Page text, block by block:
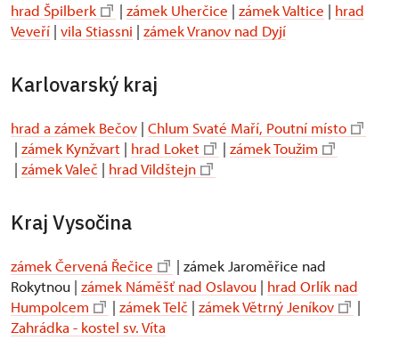
hrad Špilberk | zámek Uherčice | zámek Valtice | hrad
Veveří | vila Stiassni | zámek Vranov nad Dyjí
Karlovarský kraj
hrad a zámek Bečov | Chlum Svaté Maří, Poutní místo
| zámek Kynžvart | hrad Loket | zámek Toužim
| zámek Valeč | hrad Vildštejn
Kraj Vysočina
zámek Červená Řečice
| zámek Jaroměřice nad
Rokytnou | zámek Náměšť nad Oslavou | hrad Orlík nad
Humpolcem
| zámek Telč | zámek Větrný Jeníkov
|
Zahrádka - kostel sv. Víta